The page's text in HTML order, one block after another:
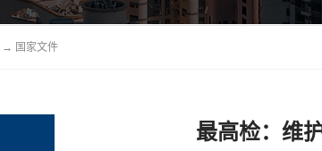
→ 国家文件
最高检：维